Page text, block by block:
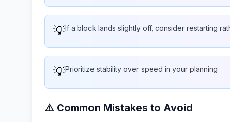
💡If a block lands slightly off, consider restarting
💡Prioritize stability over speed in your planning
⚠️ Common Mistakes to Avoid